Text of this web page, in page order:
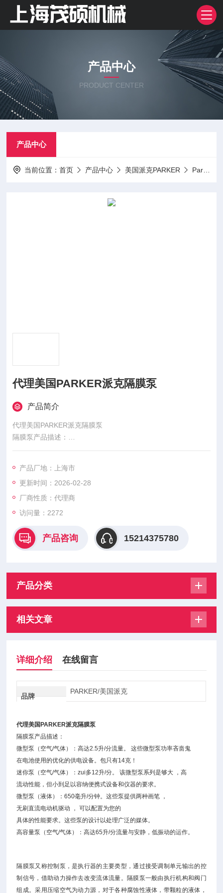
产品中心
PRODUCT CENTER
产品中心
当前位置：首页 产品中心 美国派克PARKER Parker派克泵
代理美国PARKER派克隔膜泵
产品简介
代理美国PARKER派克隔膜泵
隔膜泵产品描述：
微型泵（空气/气体）：高达2.5升/分流量。 这些微型泵功率吝啬
在电池使用的优化的供电设备。包只有14克！
迷你泵（空气/气体）：Z多12升/分。 该微型泵系列是够大 ，高
流动性能，但小到足以容纳便携式设备和仪器的要求。
微型泵（液体）：650毫升/分钟。这些泵提供两种画笔 ，
产品厂地：上海市
更新时间：2026-02-28
厂商性质：代理商
访问量：2272
产品咨询 15214375780
产品分类
相关文章
详细介绍 在线留言
品牌
PARKER/美国派克
代理美国PARKER派克隔膜泵
隔膜泵产品描述：
微型泵（空气/气体）：高达2.5升/分流量。 这些微型泵功率吝啬鬼
在电池使用的优化的供电设备。包只有14克！
迷你泵（空气/气体）：zui多12升/分。 该微型泵系列是够大 ，高
流动性能，但小到足以容纳便携式设备和仪器的要求。
微型泵（液体）：650毫升/分钟。这些泵提供两种画笔 ，
无刷直流电动机驱动 ， 可以配置为您的
具体的性能要求。这些泵的设计以处理广泛的媒体。
高容量泵（空气/气体）：高达65升/分流量与安静，低振动的运作。
隔膜泵又称控制泵，是执行器的主要类型，通过接受调制单元输出的控
制信号，借助动力操作去改变流体流量。隔膜泵一般由执行机构和阀门
组成。采用压缩空气为动力源，对于各种腐蚀性液体，带颗粒的液体，